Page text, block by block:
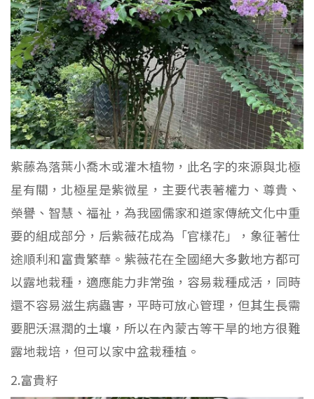
紫藤為落葉小喬木或灌木植物，此名字的來源與北極
星有關，北極星是紫微星，主要代表著權力、尊貴、
榮譽、智慧、福祉，為我國儒家和道家傳統文化中重
要的組成部分，后紫薇花成為「官樣花」，象征著仕
途順利和富貴繁華。紫薇花在全國絕大多數地方都可
以露地栽種，適應能力非常強，容易栽種成活，同時
還不容易滋生病蟲害，平時可放心管理，但其生長需
要肥沃濕潤的土壤，所以在內蒙古等干旱的地方很難
露地栽培，但可以家中盆栽種植。
2.富貴籽